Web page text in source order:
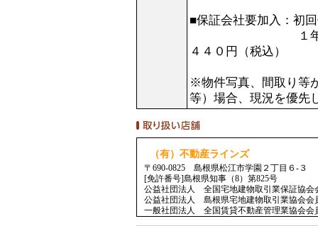
■保証会社要加入：初
１年毎更新料１
４４０円（税込）
※物件写真、間取り等
等）場合、現況を優先
（有）不動産ラインズ
〒690-0825 島根県松江市学園２丁目６-３
[免許番号]島根県知事（8）第825号
公益社団法人 全国宅地建物取引業保証協会
公益社団法人 島根県宅地建物取引業協会会
一般社団法人 全国賃貸不動産管理業協会会